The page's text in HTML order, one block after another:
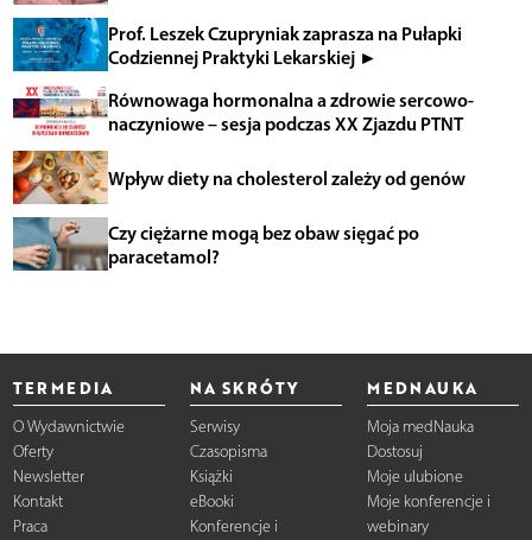
Prof. Leszek Czupryniak zaprasza na Pułapki
Codziennej Praktyki Lekarskiej ►
Równowaga hormonalna a zdrowie sercowo-
naczyniowe – sesja podczas XX Zjazdu PTNT
Wpływ diety na cholesterol zależy od genów
Czy ciężarne mogą bez obaw sięgać po
paracetamol?
TERMEDIA
O Wydawnictwie
Oferty
Newsletter
Kontakt
Praca
NA SKRÓTY
Serwisy
Czasopisma
Książki
eBooki
Konferencje i
MEDNAUKA
Moja medNauka
Dostosuj
Moje ulubione
Moje konferencje i
webinary